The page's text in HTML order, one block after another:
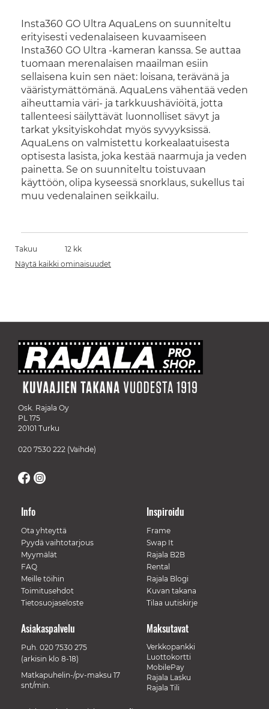
Insta360 GO Ultra AquaLens on suunniteltu
erityisesti vedenalaiseen kuvaamiseen
Insta360 GO Ultra -kameran kanssa. Se auttaa
tuomaan merenalaisen maailman esiin
sellaisena kuin sen näet: loisana, terävänä ja
vääristymättömänä. AquaLens vähentää veden
aiheuttamia väri- ja tarkkuushäviöitä, jotta
tallenteesi säilyttävät luonnolliset sävyt ja
tarkat yksityiskohdat myös syvyyksissä.
AquaLens on valmistettu korkealaatuisesta
optisesta lasista, joka kestää naarmuja ja veden
painetta. Se on suunniteltu toistuvaan
käyttöön, olipa kyseessä snorklaus, sukellus tai
muu vedenalainen seikkailu.
Takuu
12 kk
Näytä kaikki ominaisuudet
Osk. Rajala Oy
PL 175
20101 Turku
020 7530 222 (Vaihde)
Info
Ota yhteyttä
Pyydä vaihtotarjous
Myymälät
FAQ
Meille töihin
Toimitusehdot
Tietosuojaseloste
Inspiroidu
Frame
Swap It
Rajala B2B
Rental
Rajala Blogi
Kuvan takana
Tilaa uutiskirje
Maksutavat
Verkkopankki
Luottokortti
MobilePay
Rajala Lasku
Rajala Tili
Asiakaspalvelu
Puh. 020 7530 275
(arkisin klo 8-18)
Matkapuhelin-/pv-maksu 17
snt/min.